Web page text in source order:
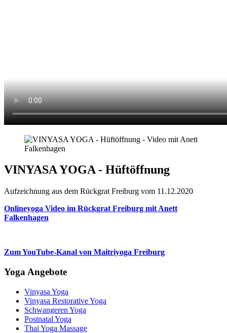
VINYASA YOGA - Hüftöffnung
Aufzeichnung aus dem Rückgrat Freiburg vom 11.12.2020
Onlineyoga Video im Rückgrat Freiburg mit Anett
Falkenhagen
Zum YouTube-Kanal von Maitriyoga Freiburg
Yoga Angebote
Vinyasa Yoga
Vinyasa Restorative Yoga
Schwangeren Yoga
Postnatal Yoga
Thai Yoga Massage